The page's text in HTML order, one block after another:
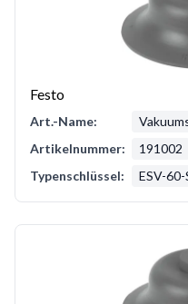
Festo
Art.-Name:
Artikelnummer:
191002
Typenschlüssel:
ESV-60-